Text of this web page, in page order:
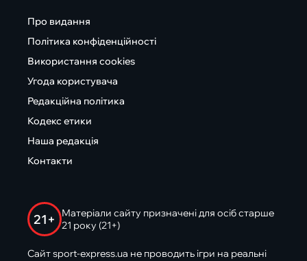
Про видання
Політика конфіденційності
Використання cookies
Угода користувача
Редакційна політика
Кодекс етики
Наша редакція
Контакти
21+
Матеріали сайту призначені для осіб старше
21 року (21+)
Сайт sport-express.ua не проводить ігри на реальні